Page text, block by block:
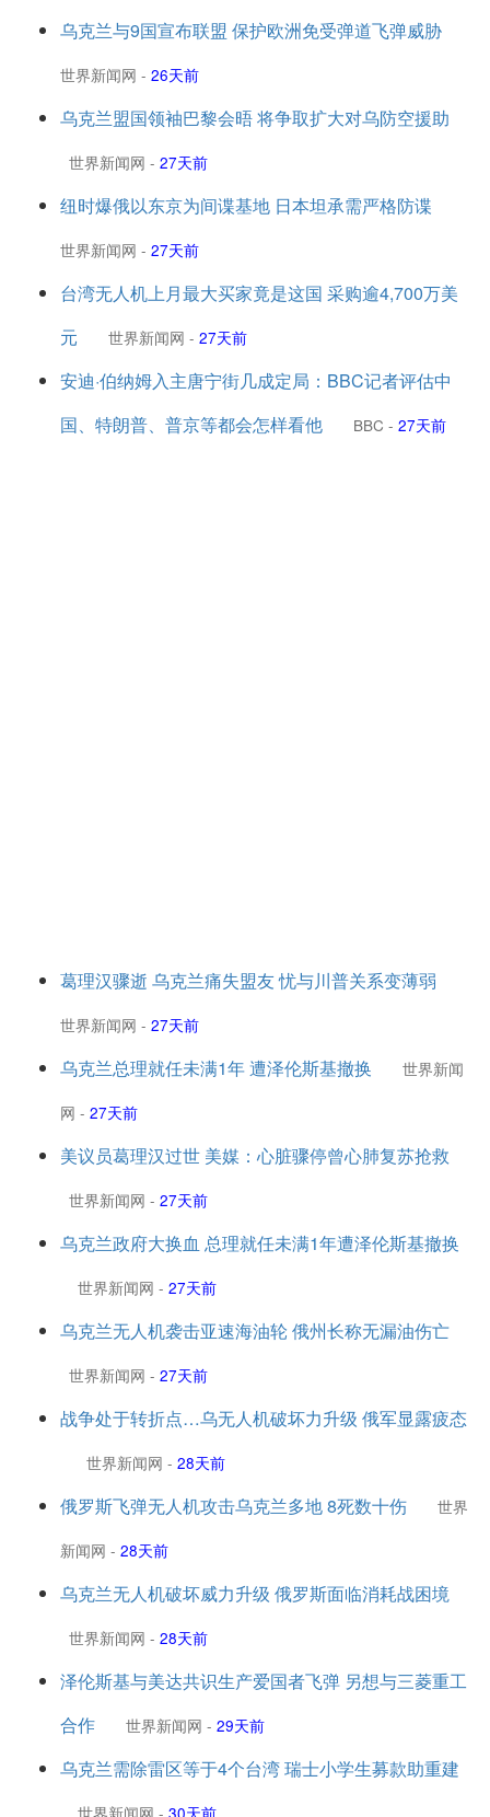
乌克兰与9国宣布联盟 保护欧洲免受弹道飞弹威胁
世界新闻网 - 26天前
乌克兰盟国领袖巴黎会晤 将争取扩大对乌防空援助
世界新闻网 - 27天前
纽时爆俄以东京为间谍基地 日本坦承需严格防谍
世界新闻网 - 27天前
台湾无人机上月最大买家竟是这国 采购逾4,700万美
元
世界新闻网 - 27天前
安迪·伯纳姆入主唐宁街几成定局：BBC记者评估中
国、特朗普、普京等都会怎样看他
BBC - 27天前
葛理汉骤逝 乌克兰痛失盟友 忧与川普关系变薄弱
世界新闻网 - 27天前
乌克兰总理就任未满1年 遭泽伦斯基撤换
世界新闻
网 - 27天前
美议员葛理汉过世 美媒：心脏骤停曾心肺复苏抢救
世界新闻网 - 27天前
乌克兰政府大换血 总理就任未满1年遭泽伦斯基撤换
世界新闻网 - 27天前
乌克兰无人机袭击亚速海油轮 俄州长称无漏油伤亡
世界新闻网 - 27天前
战争处于转折点…乌无人机破坏力升级 俄军显露疲态
世界新闻网 - 28天前
俄罗斯飞弹无人机攻击乌克兰多地 8死数十伤
世界
新闻网 - 28天前
乌克兰无人机破坏威力升级 俄罗斯面临消耗战困境
世界新闻网 - 28天前
泽伦斯基与美达共识生产爱国者飞弹 另想与三菱重工
合作
世界新闻网 - 29天前
乌克兰需除雷区等于4个台湾 瑞士小学生募款助重建
世界新闻网 - 30天前